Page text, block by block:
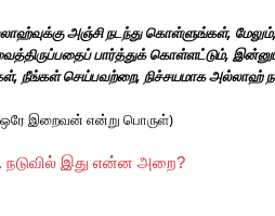
அஞ்சி நடந்து கொள்ளுங்கள்,
பார்த்துக் கொள்ளட்டும்,
நீங்கள் செய்பவற்றை, நிச்சயமாக அல்லாஹ்
இறைவன் என்று பொருள்)
நடுவில் இது என்ன அறை?